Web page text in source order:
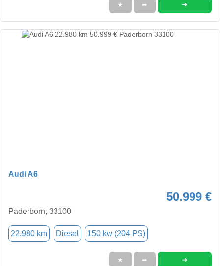
★ ➦ ➜
Audi A6
50.999 €
Paderborn, 33100
22.980 km Diesel 150 kw (204 PS)
★ ➦ ➜